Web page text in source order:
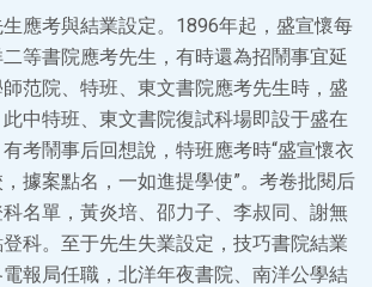
生應考與結業設定。1896年起，盛宣懷每
等書院應考先生，有時還為招鬧事宜延
范院、特班、東文書院應考先生時，盛
中特班、東文書院復試科場即設于盛在
考鬧事后回想說，特班應考時“盛宣懷衣
據案點名，一如進提學使”。考卷批閱后
名單，黃炎培、邵力子、李叔同、謝無
科。至于先生失業設定，技巧書院結業
報局任職，北洋年夜書院、南洋公學結